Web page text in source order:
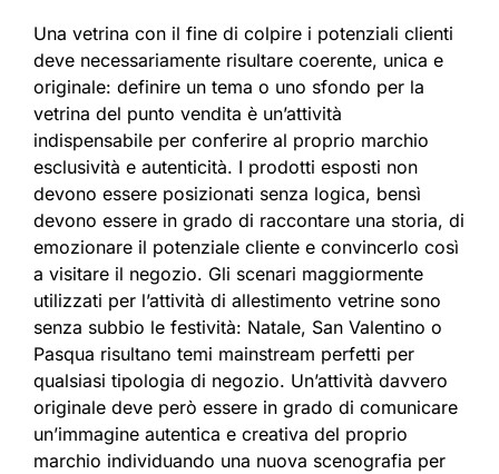
Una vetrina con il fine di colpire i potenziali clienti
deve necessariamente risultare coerente, unica e
originale: definire un tema o uno sfondo per la
vetrina del punto vendita è un’attività
indispensabile per conferire al proprio marchio
esclusività e autenticità. I prodotti esposti non
devono essere posizionati senza logica, bensì
devono essere in grado di raccontare una storia, di
emozionare il potenziale cliente e convincerlo così
a visitare il negozio. Gli scenari maggiormente
utilizzati per l’attività di allestimento vetrine sono
senza subbio le festività: Natale, San Valentino o
Pasqua risultano temi mainstream perfetti per
qualsiasi tipologia di negozio. Un’attività davvero
originale deve però essere in grado di comunicare
un’immagine autentica e creativa del proprio
marchio individuando una nuova scenografia per